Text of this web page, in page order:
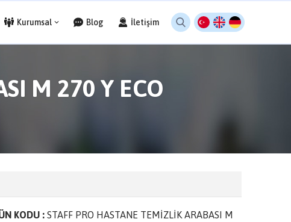
Kurumsal Blog İletişim
M 270 Y ECO
KODU : STAFF PRO HASTANE TEMİZLİK ARABASI M